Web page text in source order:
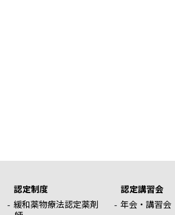
認定制度
緩和薬物療法認定薬剤
認定講習会
年会・講習会